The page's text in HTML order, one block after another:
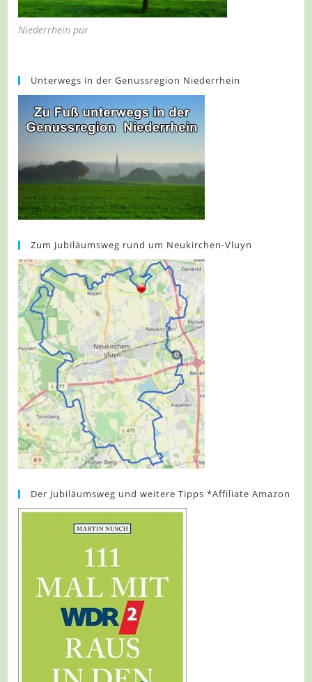
Niederrhein pur
Unterwegs in der Genussregion Niederrhein
Zum Jubiläumsweg rund um Neukirchen-Vluyn
Der Jubiläumsweg und weitere Tipps *Affiliate Amazon